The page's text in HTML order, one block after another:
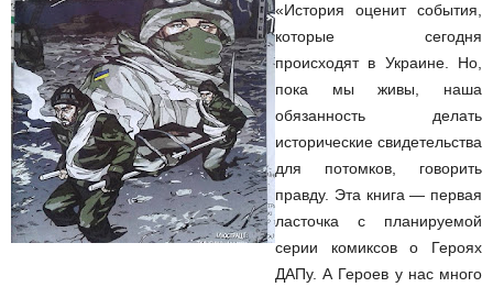
«История оценит события,
которые сегодня
происходят в Украине. Но,
пока мы живы, наша
обязанность делать
исторические свидетельства
для потомков, говорить
правду. Эта книга — первая
ласточка с планируемой
серии комиксов о Героях
ДАПу. А Героев у нас много